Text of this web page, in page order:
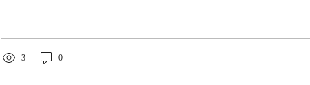
sularında arınarak Karabağ Azerbaycandır! sözünün haklı sevincini
bizlere yaşatmıştır. Tarihin...
3 0